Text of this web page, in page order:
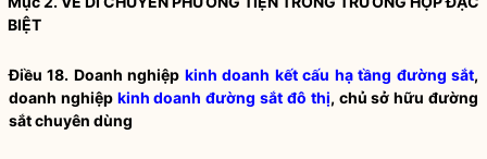
BIỆT
Điều 18. Doanh nghiệp kinh doanh kết cấu hạ tầng đường sắt,
doanh nghiệp kinh doanh đường sắt đô thị, chủ sở hữu đường
sắt chuyên dùng